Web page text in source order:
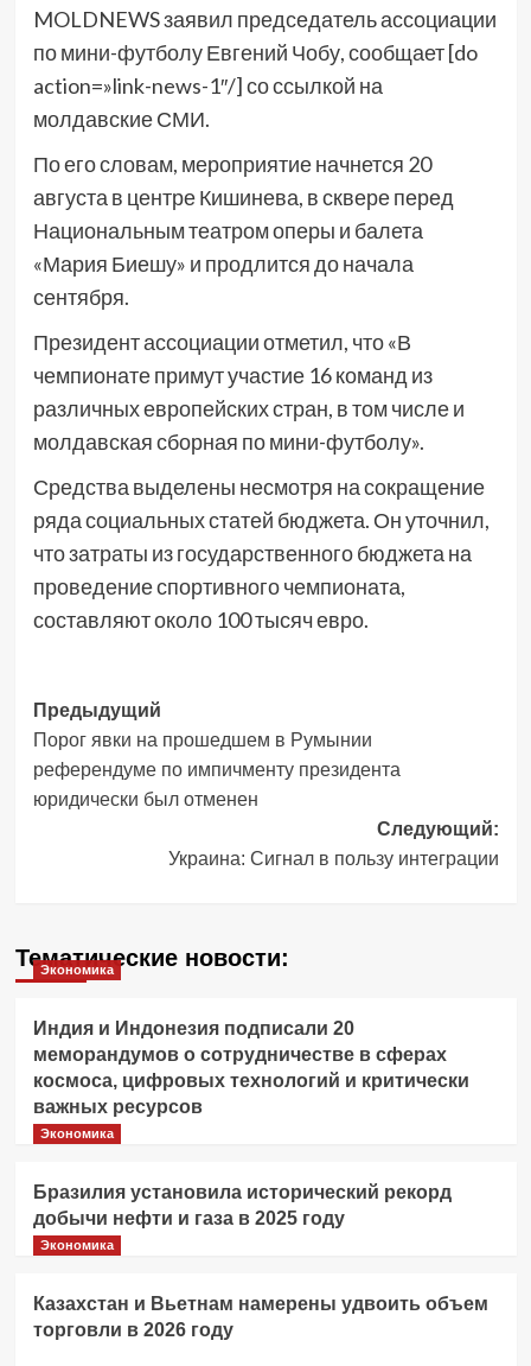
MOLDNEWS заявил председатель ассоциации
по мини-футболу Евгений Чобу, сообщает [do
action=»link-news-1″/] со ссылкой на
молдавские СМИ.
По его словам, мероприятие начнется 20
августа в центре Кишинева, в сквере перед
Национальным театром оперы и балета
«Мария Биешу» и продлится до начала
сентября.
Президент ассоциации отметил, что «В
чемпионате примут участие 16 команд из
различных европейских стран, в том числе и
молдавская сборная по мини-футболу».
Средства выделены несмотря на сокращение
ряда социальных статей бюджета. Он уточнил,
что затраты из государственного бюджета на
проведение спортивного чемпионата,
составляют около 100 тысяч евро.
Навигация
записи
Предыдущий
Порог явки на прошедшем в Румынии
референдуме по импичменту президента
юридически был отменен
Следующий:
Украина: Сигнал в пользу интеграции
Тематические новости:
Экономика
Индия и Индонезия подписали 20
меморандумов о сотрудничестве в сферах
космоса, цифровых технологий и критически
важных ресурсов
Экономика
Бразилия установила исторический рекорд
добычи нефти и газа в 2025 году
Экономика
Казахстан и Вьетнам намерены удвоить объем
торговли в 2026 году